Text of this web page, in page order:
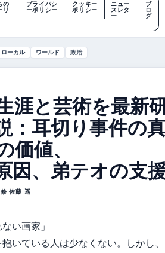
の
リ
プライバシ
ーポリシー
クッキー
ポリシー
ニュー
スレタ
ー
ブ
ロ
グ
ローカル ワールド 政治
涯と芸術を最新
：耳切り事件の
値、
因、弟テオの支
佐藤 遥
い画家」
いている人は少なくない。しかし、